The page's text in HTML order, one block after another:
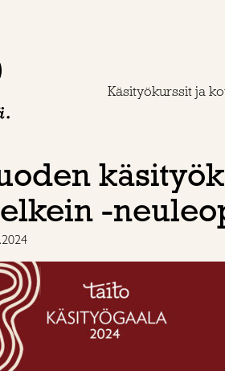
Käsityökurssit ja
-